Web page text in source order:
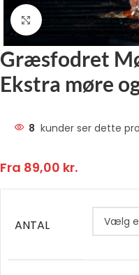
Klik for at forstørre
Græsfodret
Ekstra møre
8 kunder ser dette
Fra 89,00 kr.
ANTAL